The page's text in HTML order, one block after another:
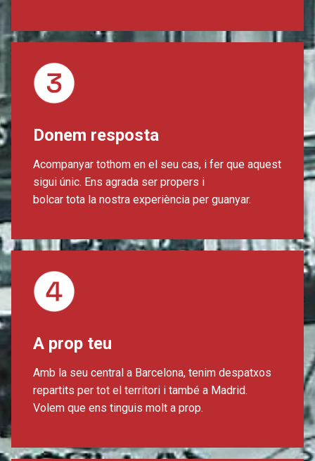
Donem resposta
Acompanyar tothom en el seu cas, i fer que aquest
sigui únic. Ens agrada ser propers i
bolcar tota la nostra experiència per guanyar.
A prop teu
Amb la seu central a Barcelona, tenim despatxos
repartits per tot el territori i també a Madrid.
Volem que ens tinguis molt a prop.